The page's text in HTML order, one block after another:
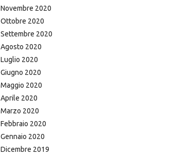
Novembre 2020
Ottobre 2020
Settembre 2020
Agosto 2020
Luglio 2020
Giugno 2020
Maggio 2020
Aprile 2020
Marzo 2020
Febbraio 2020
Gennaio 2020
Dicembre 2019